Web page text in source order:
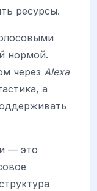
ресурсы.
нормой.
через Alexa
а
— это